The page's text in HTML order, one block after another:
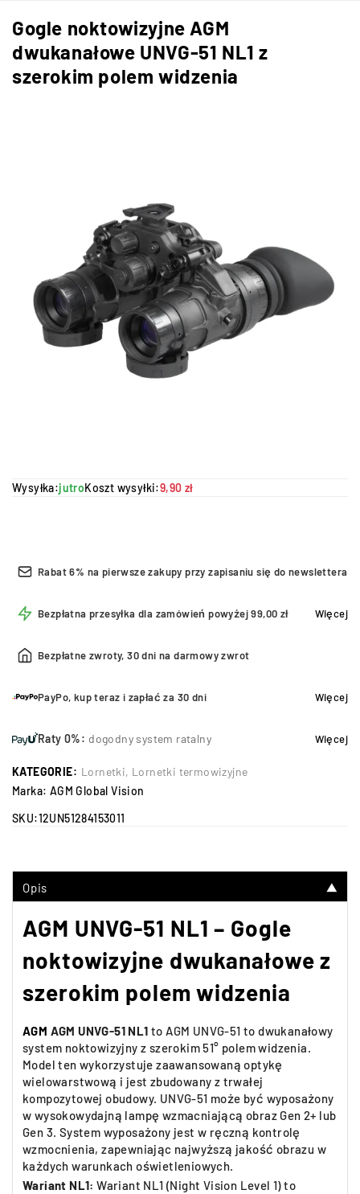
Gogle noktowizyjne AGM
dwukanałowe UNVG-51 NL1 z
szerokim polem widzenia
Wysyłka:jutroKoszt wysyłki:9,90 zł
Rabat 6% na pierwsze zakupy przy zapisaniu się do newslettera
Bezpłatna przesyłka dla zamówień powyżej 99,00 zł Więcej
Bezpłatne zwroty, 30 dni na darmowy zwrot
PayPo, kup teraz i zapłać za 30 dni Więcej
Raty 0%: dogodny system ratalny Więcej
KATEGORIE: Lornetki, Lornetki termowizyjne
Marka: AGM Global Vision
SKU:12UN51284153011
Opis ▼
AGM UNVG-51 NL1 – Gogle
noktowizyjne dwukanałowe z
szerokim polem widzenia
AGM AGM UNVG-51 NL1 to AGM UNVG-51 to dwukanałowy
system noktowizyjny z szerokim 51° polem widzenia.
Model ten wykorzystuje zaawansowaną optykę
wielowarstwową i jest zbudowany z trwałej
kompozytowej obudowy. UNVG-51 może być wyposażony
w wysokowydajną lampę wzmacniającą obraz Gen 2+ lub
Gen 3. System wyposażony jest w ręczną kontrolę
wzmocnienia, zapewniając najwyższą jakość obrazu w
każdych warunkach oświetleniowych.
Wariant NL1: Wariant NL1 (Night Vision Level 1) to